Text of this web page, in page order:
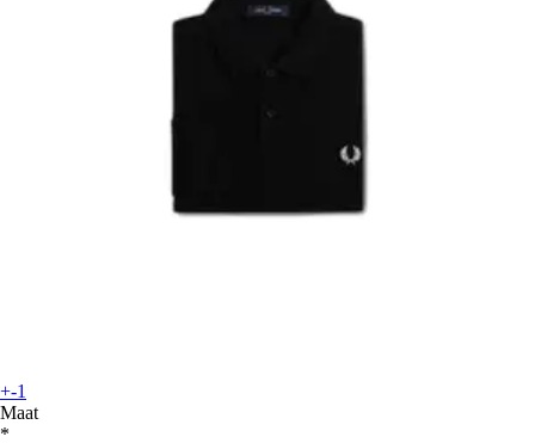
+-1
Maat
*